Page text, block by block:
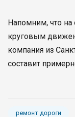
Напомним, что на
круговым
компания из
составит
ремонт дороги